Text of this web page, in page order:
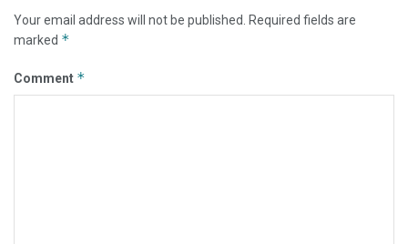
Your email address will not be published.
Required fields are
marked *
Comment *